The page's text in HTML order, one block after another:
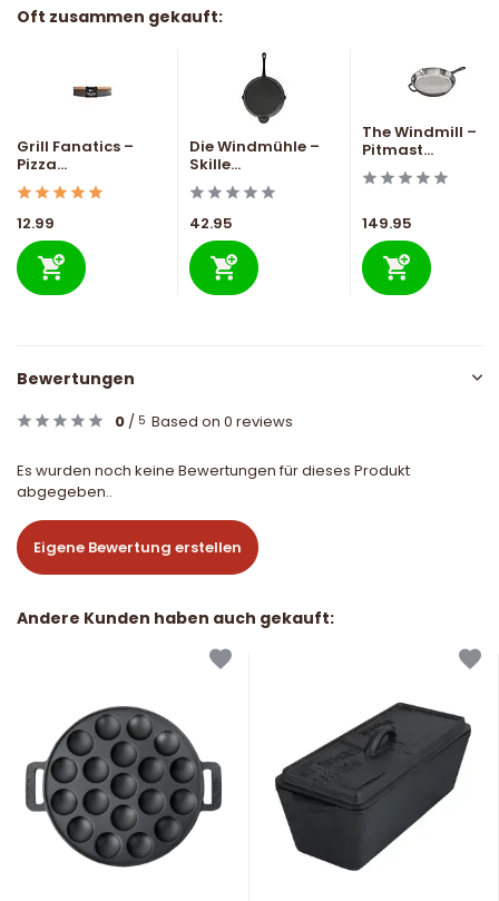
Oft zusammen gekauft:
Grill Fanatics –
Pizza...
12.99
Die Windmühle –
Skille...
42.95
The Windmill –
Pitmast...
149.95
Bewertungen
0 / 5 Based on 0 reviews
Es wurden noch keine Bewertungen für dieses Produkt
abgegeben..
Eigene Bewertung erstellen
Andere Kunden haben auch gekauft: